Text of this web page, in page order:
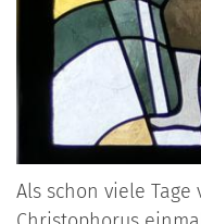
Als schon viele